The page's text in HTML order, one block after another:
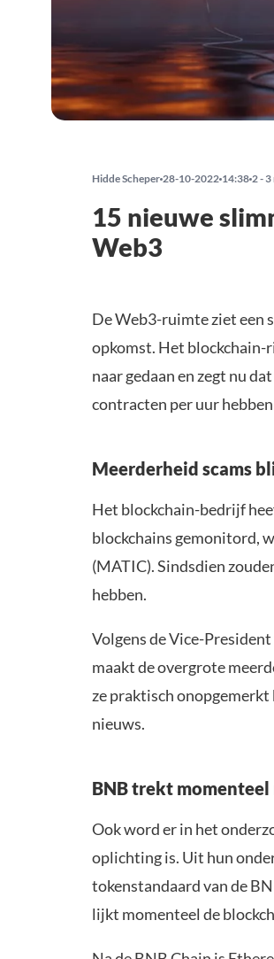
Hidde Scheper 28-10-2022 14:38 2 - 3
15 nieuwe
Web3
De Web3-ruimte ziet een
opkomst. Het blockchain-
naar gedaan en zegt nu
contracten per uur
Meerderheid scams
Het blockchain-bedrijf
blockchains gemonitord,
(MATIC). Sindsdien
hebben.
Volgens de Vice-
maakt de overgrote
ze praktisch onopgemerkt
nieuws.
BNB trekt momenteel
Ook word er in het
oplichting is. Uit hun
tokenstandaard van de
lijkt momenteel de